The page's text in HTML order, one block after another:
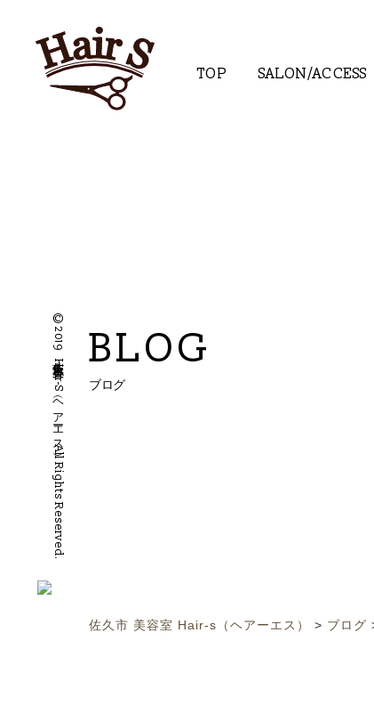
TOP SALON/ACCESS
©2019 佐久市 美容室 Hair-S（ヘアーエス）All Rights Reserved. BLOG
ブログ
佐久市 美容室 Hair-s（ヘアーエス） > ブログ